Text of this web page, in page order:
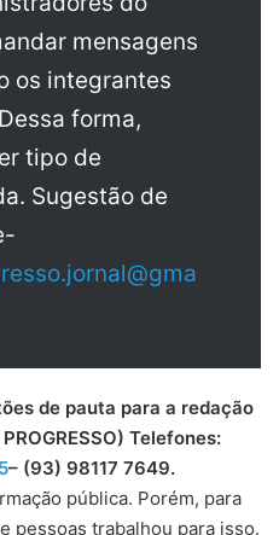
mensagens
os integrantes
forma,
tipo de
Sugestão de
de pauta para a redação
Telefones:
– (93) 98117 7649.
pública. Porém, para
pessoas trabalhou para isso.